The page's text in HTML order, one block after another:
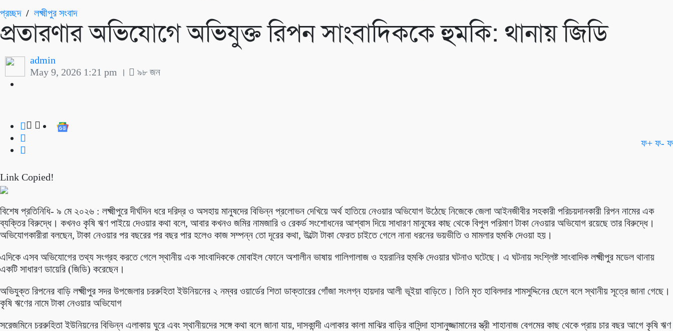
প্রচ্ছদ/ লক্ষ্মীপুর সংবাদ
প্রতারণার অভিযোগে অভিযুক্ত রিপন সাংবাদিককে হুমকি: থানায় জিডি
admin
May 9, 2026 1:21 pm ।
৯৮ জন
ফ+ ফ- ফ
Link Copied!
বিশেষ প্রতিনিধি- ৯ মে ২০২৬ : লক্ষ্মীপুরে দীর্ঘদিন ধরে দরিদ্র ও অসহায় মানুষদের বিভিন্ন প্রলোভন দেখিয়ে অর্থ হাতিয়ে নেওয়ার অভিযোগ উঠেছে নিজেকে জেলা আইনজীবীর সহকারী পরিচয়দানকারী রিপন নামের এক
ব্যক্তির বিরুদ্ধে। কখনও কৃষি ঋণ পাইয়ে দেওয়ার কথা বলে, আবার কখনও জমির নামজারি ও রেকর্ড সংশোধনের আশ্বাস দিয়ে সাধারণ মানুষের কাছ থেকে বিপুল পরিমাণ টাকা নেওয়ার অভিযোগ রয়েছে তার বিরুদ্ধে।
অভিযোগকারীরা বলছেন, টাকা নেওয়ার পর বছরের পর বছর পার হলেও কাজ সম্পন্ন তো দূরের কথা, উল্টো টাকা ফেরত চাইতে গেলে নানা ধরনের ভয়ভীতি ও মামলার হুমকি দেওয়া হয়।
এদিকে এসব অভিযোগের তথ্য সংগ্রহ করতে গেলে স্থানীয় এক সাংবাদিককে মোবাইল ফোনে অশালীন ভাষায় গালিগালাজ ও হয়রানির হুমকি দেওয়ার ঘটনাও ঘটেছে। এ ঘটনায় সংশ্লিষ্ট সাংবাদিক লক্ষ্মীপুর মডেল থানায়
একটি সাধারণ ডায়েরি (জিডি) করেছেন।
অভিযুক্ত রিপনের বাড়ি লক্ষ্মীপুর সদর উপজেলার চররুহিতা ইউনিয়নের ২ নম্বর ওয়ার্ডের শিতা ডাক্তারের গোঁজা সংলগ্ন হায়দার আলী ভূইয়া বাড়িতে। তিনি মৃত হাবিলদার শামসুদ্দিনের ছেলে বলে স্থানীয় সূত্রে জানা গেছে।
কৃষি ঋণের নামে টাকা নেওয়ার অভিযোগ
সরেজমিনে চররুহিতা ইউনিয়নের বিভিন্ন এলাকায় ঘুরে এবং স্থানীয়দের সঙ্গে কথা বলে জানা যায়, দাসকান্দী এলাকার কালা মাঝির বাড়ির বাসিন্দা হাসানুজ্জামানের স্ত্রী শাহানাজ বেগমের কাছ থেকে প্রায় চার বছর আগে কৃষি ঋণ